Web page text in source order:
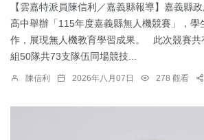
【雲嘉特派員陳信利／嘉義縣報導】嘉義縣
高中舉辦「115年度嘉義縣無人機競賽」，學
作，展現無人機教育學習成果。 此次競賽共
組50隊共73支隊伍同場競技...
陳信利 2026年八月07日 278 觀看